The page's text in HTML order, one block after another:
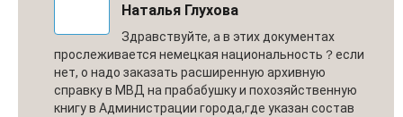
Наталья Глухова
Здравствуйте, а в этих документах
прослеживается немецкая национальность？если
нет, о надо заказать расширенную архивную
справку в МВД на прабабушку и похозяйственную
книгу в Администрации города,где указан состав